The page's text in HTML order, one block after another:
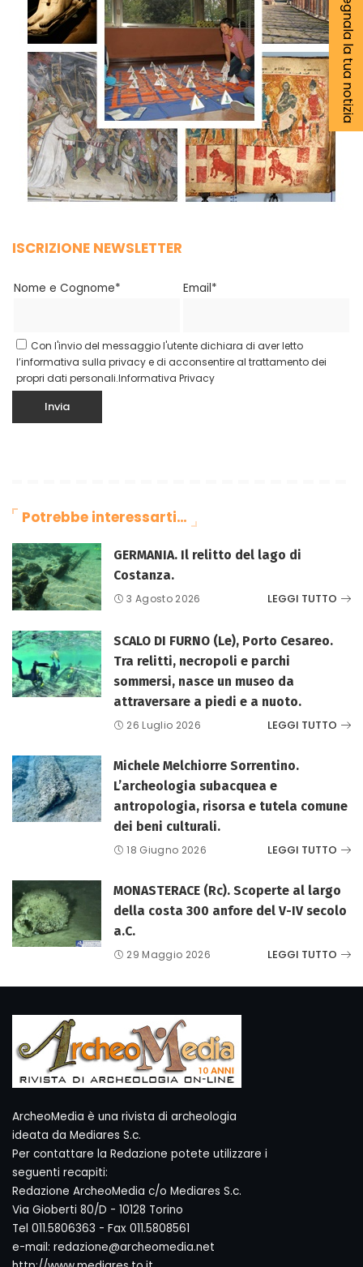
ISCRIZIONE NEWSLETTER
Nome e Cognome* Email*
Con l'invio del messaggio l'utente dichiara di aver letto
l’informativa sulla privacy e di acconsentire al trattamento dei
propri dati personali.Informativa Privacy
Potrebbe interessarti…
GERMANIA. Il relitto del lago di
Costanza.
3 Agosto 2026 LEGGI TUTTO
SCALO DI FURNO (Le), Porto Cesareo.
Tra relitti, necropoli e parchi
sommersi, nasce un museo da
attraversare a piedi e a nuoto.
26 Luglio 2026 LEGGI TUTTO
Michele Melchiorre Sorrentino.
L’archeologia subacquea e
antropologia, risorsa e tutela comune
dei beni culturali.
18 Giugno 2026 LEGGI TUTTO
MONASTERACE (Rc). Scoperte al largo
della costa 300 anfore del V-IV secolo
a.C.
29 Maggio 2026 LEGGI TUTTO
Segnala la tua notizia
ArcheoMedia è una rivista di archeologia
ideata da Mediares S.c.
Per contattare la Redazione potete utilizzare i
seguenti recapiti:
Redazione ArcheoMedia c/o Mediares S.c.
Via Gioberti 80/D - 10128 Torino
Tel 011.5806363 - Fax 011.5808561
e-mail: redazione@archeomedia.net